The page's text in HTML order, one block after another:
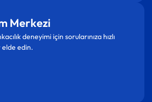
Merkezi
deneyimi için sorularınıza hızlı
edin.